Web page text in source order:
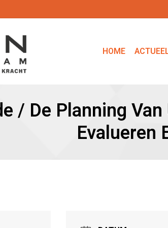
HOME
/ De Planning
Evalueren